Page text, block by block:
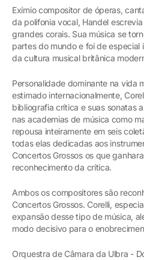
Exímio compositor de óperas,
da polifonia vocal, Handel
grandes corais. Sua música se
partes do mundo e foi de
da cultura musical britânica
Personalidade dominante na vida
estimado internacionalmente,
bibliografia crítica e suas sonatas
nas academias de música como
repousa inteiramente em seis
todas elas dedicadas aos
Concertos Grossos os que
reconhecimento da crítica.
Ambos os compositores são
Concertos Grossos. Corelli,
expansão desse tipo de música,
modo decisivo para o
Orquestra de Câmara da Ulbra -